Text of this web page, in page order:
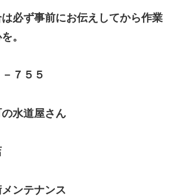
必ず事前にお伝えしてから作業
。
７５５
水道屋さん
ンテナンス